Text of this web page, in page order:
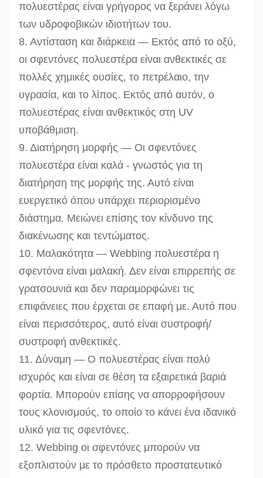
πολυεστέρας είναι γρήγορος να ξεράνει λόγω
των υδροφοβικών ιδιοτήτων του.
8. Αντίσταση και διάρκεια — Εκτός από το οξύ,
οι σφεντόνες πολυεστέρα είναι ανθεκτικές σε
πολλές χημικές ουσίες, το πετρέλαιο, την
υγρασία, και το λίπος. Εκτός από αυτόν, ο
πολυεστέρας είναι ανθεκτικός στη UV
υποβάθμιση.
9. Διατήρηση μορφής — Οι σφεντόνες
πολυεστέρα είναι καλά - γνωστός για τη
διατήρηση της μορφής της. Αυτό είναι
ευεργετικό όπου υπάρχει περιορισμένο
διάστημα. Μειώνει επίσης τον κίνδυνο της
διακένωσης και τεντώματος.
10. Μαλακότητα — Webbing πολυεστέρα η
σφεντόνα είναι μαλακή. Δεν είναι επιρρεπής σε
γρατσουνιά και δεν παραμορφώνει τις
επιφάνειες που έρχεται σε επαφή με. Αυτό που
είναι περισσότερος, αυτό είναι συστροφή/
συστροφή ανθεκτικές.
11. Δύναμη — Ο πολυεστέρας είναι πολύ
ισχυρός και είναι σε θέση τα εξαιρετικά βαριά
φορτία. Μπορούν επίσης να απορροφήσουν
τους κλονισμούς, το οποίο το κάνει ένα ιδανικό
υλικό για τις σφεντόνες.
12. Webbing οι σφεντόνες μπορούν να
εξοπλιστούν με το πρόσθετο προστατευτικό